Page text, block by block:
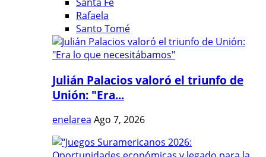
Rafaela
Santo Tomé
Julián Palacios valoró el triunfo de
Unión: "Era...
enelarea Ago 7, 2026